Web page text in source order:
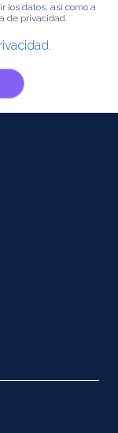
los datos, así como a
de privacidad.